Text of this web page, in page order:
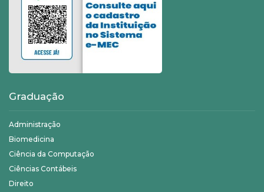
Graduação
Administração
Biomedicina
Ciência da Computação
Ciências Contábeis
Direito